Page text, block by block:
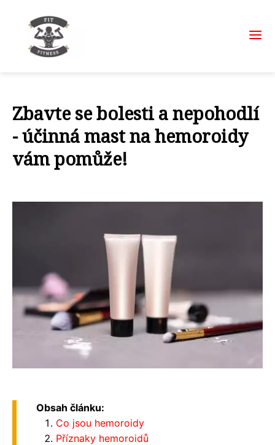
Zbavte se bolesti a nepohodlí
- účinná mast na hemoroidy
vám pomůže!
Obsah článku:
Co jsou hemoroidy
Příznaky hemoroidů